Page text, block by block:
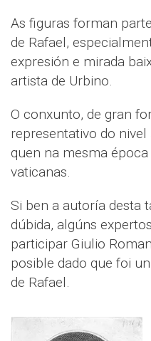
As figuras forman
de Rafael,
expresión e mirada
artista de Urbino.
O conxunto, de gran
representativo do
quen na mesma
vaticanas.
Si ben a autoría desta
dúbida, algúns
participar Giulio
posible dado que foi
de Rafael.